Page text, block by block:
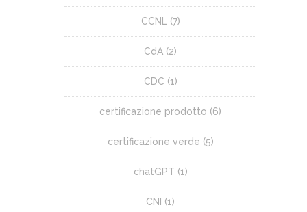
CCNL(7)
CdA (2)
CDC (1)
certificazione prodotto (6)
certificazione verde (5)
chatGPT (1)
CNI (1)